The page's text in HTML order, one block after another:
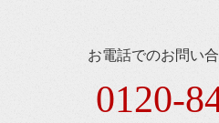
お電話でのお問い
0120-